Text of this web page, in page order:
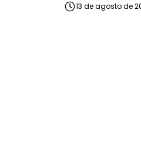
13 de agosto de